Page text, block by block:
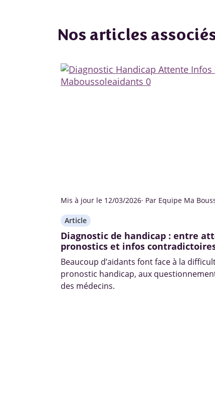
Nos articles
Mis à jour le 12/03/2026· Par Equipe Ma
Article
Diagnostic de handicap : entre
pronostics et infos
Beaucoup d’aidants font face à la
pronostic handicap, aux
des médecins.